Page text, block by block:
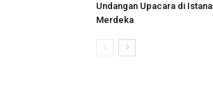
Undangan Upacara di Istana
Merdeka